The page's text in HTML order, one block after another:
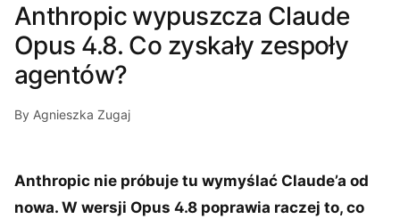
Anthropic wypuszcza Claude
Opus 4.8. Co zyskały zespoły
agentów?
By Agnieszka Zugaj
Anthropic nie próbuje tu wymyślać Claude’a od
nowa. W wersji Opus 4.8 poprawia raczej to, co